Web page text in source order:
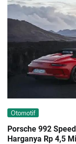
Otomotif
Porsche 992
Harganya Rp 4,5